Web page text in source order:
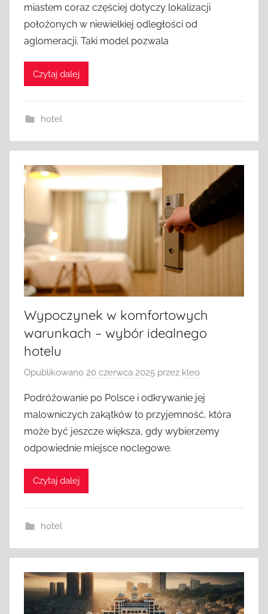
miastem coraz częściej dotyczy lokalizacji
położonych w niewielkiej odległości od
aglomeracji. Taki model pozwala
Czytaj dalej
hotel
Wypoczynek w komfortowych
warunkach – wybór idealnego
hotelu
Opublikowano 20 czerwca 2025 przez kleo
Podróżowanie po Polsce i odkrywanie jej
malowniczych zakątków to przyjemność, która
może być jeszcze większa, gdy wybierzemy
odpowiednie miejsce noclegowe.
Czytaj dalej
hotel